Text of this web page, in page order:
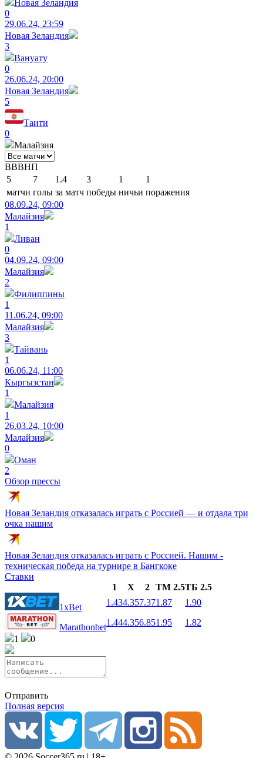
Новая Зеландия
0
29.06.24, 23:59
Новая Зеландия
3
Вануату
0
26.06.24, 20:00
Новая Зеландия
5
Таити
0
Малайзия
ВВВНП
5
7 1.4 3 1
1
матчи голы за матч победы ничьи поражения
08.09.24, 09:00
Малайзия
1
Ливан
0
04.09.24, 09:00
Малайзия
2
Филиппины
1
11.06.24, 09:00
Малайзия
3
Тайвань
1
06.06.24, 11:00
Кыргызстан
1
Малайзия
1
26.03.24, 10:00
Малайзия
0
Оман
2
Обзор прессы
Новая Зеландия отказалась играть с Россией — и отдала три
очка нашим
Новая Зеландия отказалась играть с Россией. Нашим -
техническая победа на турнире в Бангкоке
Ставки
1
X 2 ТМ 2.5ТБ 2.5
1xBet
1.434.357.371.87 1.90
Marathonbet1.444.356.851.95
1.82
1
0
Отправить
Полная версия